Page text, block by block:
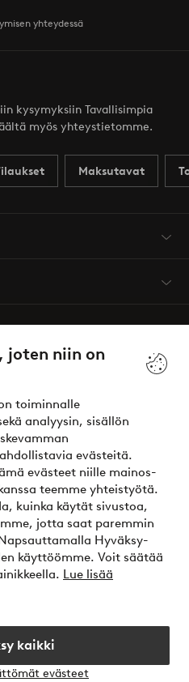
joten niin on
toiminnalle
analyysin, sisällön
evästeitä.
evästeet niille mainos-
teemme yhteistyötä.
kuinka käytät sivustoa,
jotta saat paremmin
Hyväksy-
käyttöömme. Voit säätää
Lue lisää
kaikki
evästeet
yhteydessä
kysymyksiin Tavallisimpia
myös yhteystietomme.
Maksutavat
maksa nyt tai erissä
?